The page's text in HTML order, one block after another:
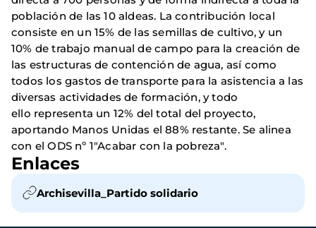
población de las 10 aldeas. La contribución local
consiste en un 15% de las semillas de cultivo, y un
10% de trabajo manual de campo para la creación de
las estructuras de contención de agua, así como
todos los gastos de transporte para la asistencia a las
diversas actividades de formación, y todo
ello representa un 12% del total del proyecto,
aportando Manos Unidas el 88% restante. Se alinea
con el ODS nº 1"Acabar con la pobreza".
Enlaces
Archisevilla_Partido solidario